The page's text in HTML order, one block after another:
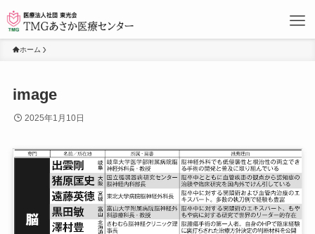
ホーム
image
2025年1月10日